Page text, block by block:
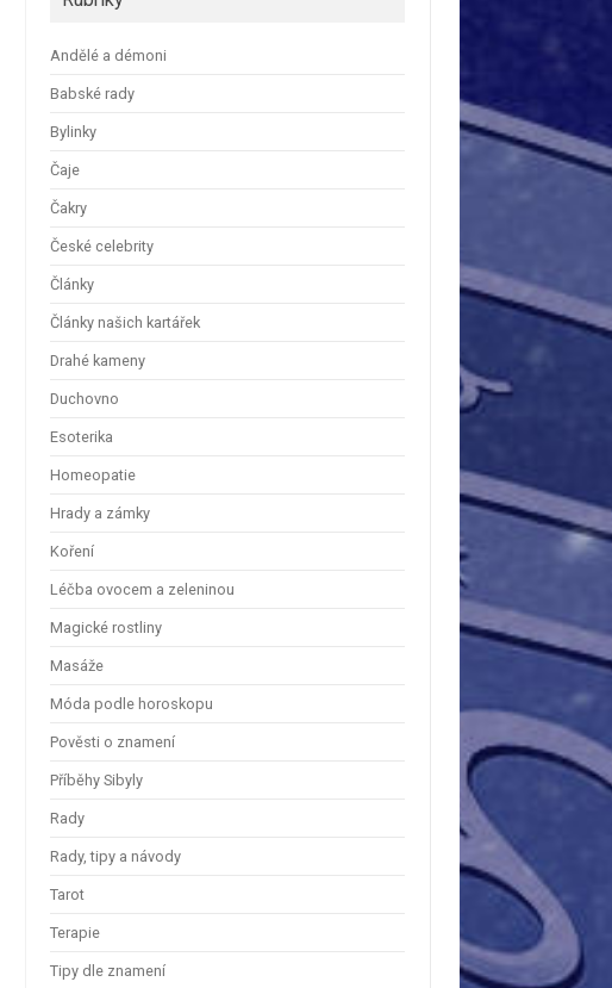
Andělé a démoni
Babské rady
Bylinky
Čaje
Čakry
České celebrity
Články
Články našich kartářek
Drahé kameny
Duchovno
Esoterika
Homeopatie
Hrady a zámky
Koření
Léčba ovocem a zeleninou
Magické rostliny
Masáže
Móda podle horoskopu
Pověsti o znamení
Příběhy Sibyly
Rady
Rady, tipy a návody
Tarot
Terapie
Tipy dle znamení